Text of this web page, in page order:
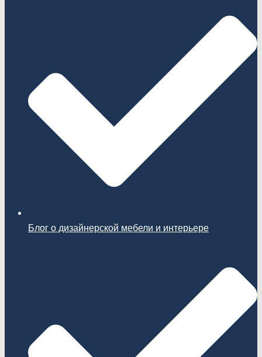
Блог о дизайнерской мебели и интерьере